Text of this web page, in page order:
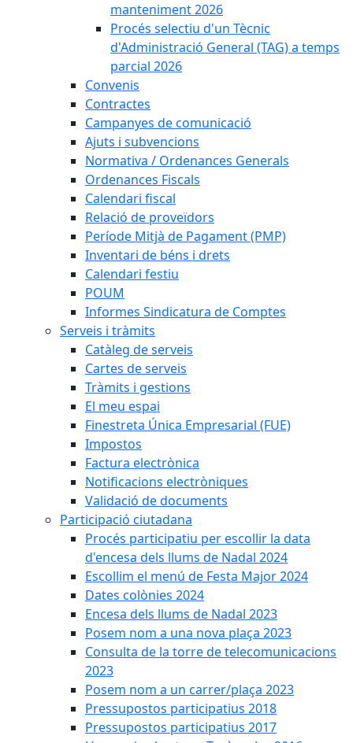
manteniment 2026
Procés selectiu d'un Tècnic
d'Administració General (TAG) a temps
parcial 2026
Convenis
Contractes
Campanyes de comunicació
Ajuts i subvencions
Normativa / Ordenances Generals
Ordenances Fiscals
Calendari fiscal
Relació de proveïdors
Període Mitjà de Pagament (PMP)
Inventari de béns i drets
Calendari festiu
POUM
Informes Sindicatura de Comptes
Serveis i tràmits
Catàleg de serveis
Cartes de serveis
Tràmits i gestions
El meu espai
Finestreta Única Empresarial (FUE)
Impostos
Factura electrònica
Notificacions electròniques
Validació de documents
Participació ciutadana
Procés participatiu per escollir la data
d'encesa dels llums de Nadal 2024
Escollim el menú de Festa Major 2024
Dates colònies 2024
Encesa dels llums de Nadal 2023
Posem nom a una nova plaça 2023
Consulta de la torre de telecomunicacions
2023
Posem nom a un carrer/plaça 2023
Pressupostos participatius 2018
Pressupostos participatius 2017